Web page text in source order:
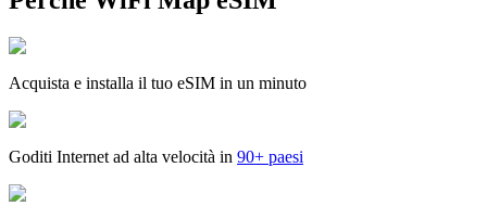
Acquista e installa il tuo eSIM in un minuto
Goditi Internet ad alta velocità in 90+ paesi